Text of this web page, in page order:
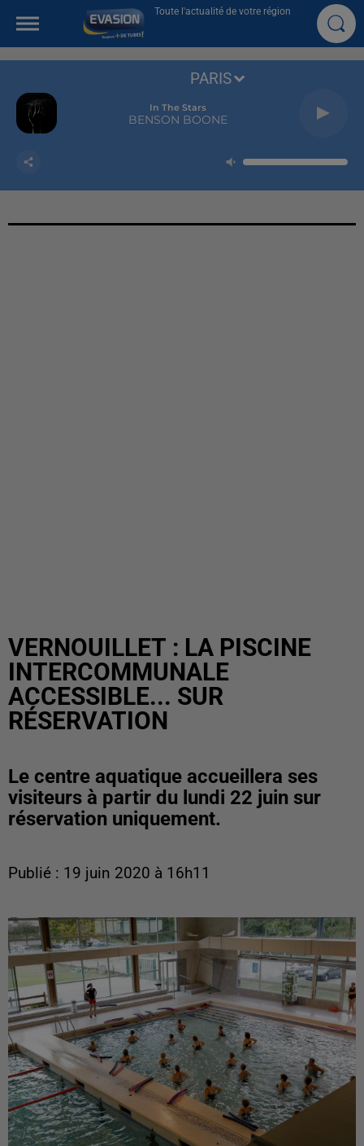
Toute l'actualité de votre région
In The Stars
BENSON BOONE
PARIS
VERNOUILLET : LA PISCINE
INTERCOMMUNALE
ACCESSIBLE... SUR
RÉSERVATION
Le centre aquatique accueillera ses
visiteurs à partir du lundi 22 juin sur
réservation uniquement.
Publié : 19 juin 2020 à 16h11